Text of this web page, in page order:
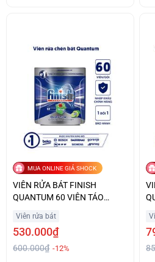
MUA ONLINE GIÁ SHOCK
VIÊN RỬA BÁT FINISH
QUANTUM 60 VIÊN TÁO
Viên rửa bát
530.000₫
600.000₫ -12%